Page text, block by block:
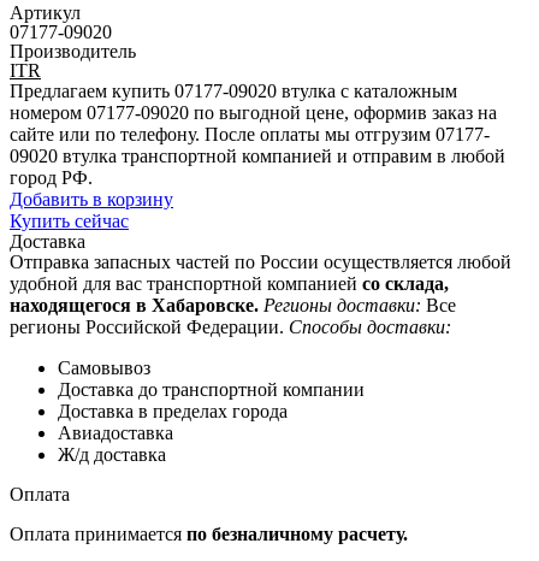
Артикул
07177-09020
Производитель
ITR
Предлагаем купить 07177-09020 втулка с каталожным
номером 07177-09020 по выгодной цене, оформив заказ на
сайте или по телефону. После оплаты мы отгрузим 07177-
09020 втулка транспортной компанией и отправим в любой
город РФ.
Добавить в корзину
Купить сейчас
Доставка
Отправка запасных частей по России осуществляется любой
удобной для вас транспортной компанией со склада,
находящегося в Хабаровске. Регионы доставки: Все
регионы Российской Федерации. Способы доставки:
Самовывоз
Доставка до транспортной компании
Доставка в пределах города
Авиадоставка
Ж/д доставка
Оплата
Оплата принимается по безналичному расчету.